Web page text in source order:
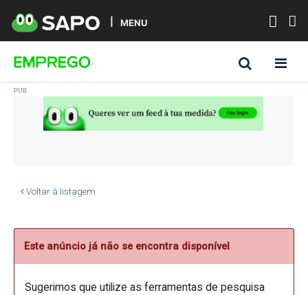
MENU
Voltar à listagem
Este anúncio já não se encontra disponível
Sugerimos que utilize as ferramentas de pesquisa